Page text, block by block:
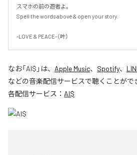
スマホの前の遊者よ。
Spell the words above & open your story.
-LOVE & PEACE-（叶）
なお「AI$ 」は、 Apple Music、 Spotify、
などの音楽配信サービスで聴くことがで
各配信サービス： AI$